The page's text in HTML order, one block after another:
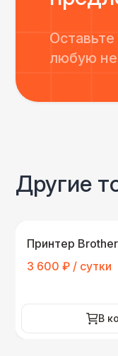
любую
Другие
Принтер
3 600 ₽ / сутки
В